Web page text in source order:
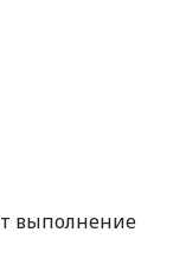
выполнение